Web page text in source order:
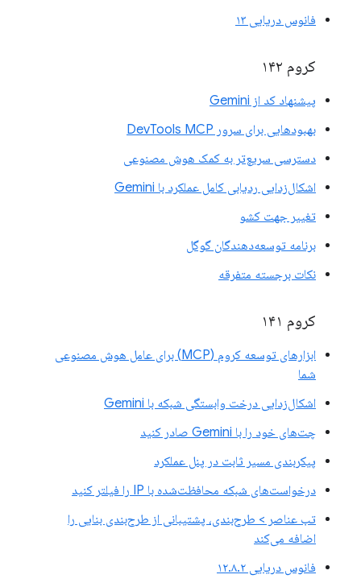
فانوس دریایی ۱۳
کروم ۱۴۲
پیشنهاد کد از Gemini
بهبودهایی برای سرور DevTools MCP
دسترسی سریع‌تر به کمک هوش مصنوعی
اشکال‌زدایی ردیابی کامل عملکرد با Gemini
تغییر جهت کشو
برنامه توسعه‌دهندگان گوگل
نکات برجسته متفرقه
کروم ۱۴۱
ابزارهای توسعه کروم (MCP) برای عامل هوش مصنوعی
شما
اشکال‌زدایی درخت وابستگی شبکه با Gemini
چت‌های خود را با Gemini صادر کنید
پیکربندی مسیر ثابت در پنل عملکرد
درخواست‌های شبکه محافظت‌شده با IP را فیلتر کنید
تب عناصر > طرح‌بندی، پشتیبانی از طرح‌بندی بنایی را
اضافه می‌کند
فانوس دریایی ۱۲.۸.۲